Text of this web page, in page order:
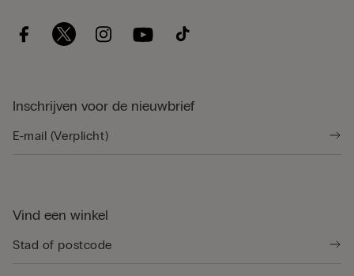
Inschrijven voor de nieuwbrief
Vind een winkel